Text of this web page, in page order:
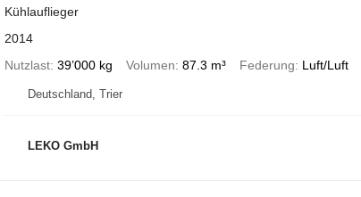
Kühlauflieger
2014
Nutzlast 39’000 kg Volumen 87.3 m³ Federung Luft/Luft
Deutschland, Trier
LEKO GmbH